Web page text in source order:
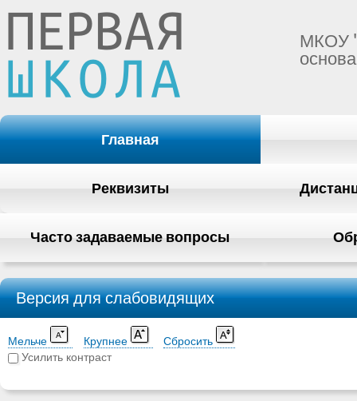
МКОУ
Главная
Реквизиты
Часто задаваемые вопросы
Версия для слабовидящих
Мельче Крупнее
Сбросить
Усилить контраст